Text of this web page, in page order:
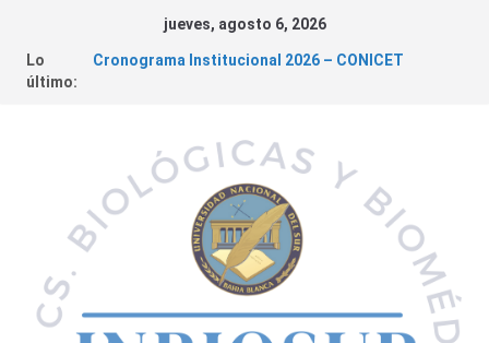
jueves, agosto 6, 2026
Lo
último:
Cronograma Institucional 2026 – CONICET
Proyectos
INBIOSUR y su aporte al desarrollo de políticas
públicas locales
Cáncer de Colon | Charla abierta a la comunidad